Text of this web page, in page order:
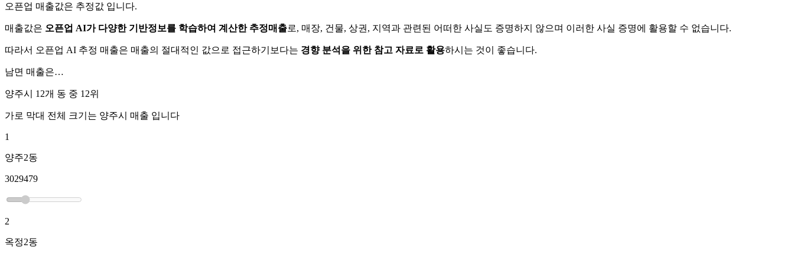
오픈업 매출값은 추정값 입니다.
매출값은 오픈업 AI가 다양한 기반정보를 학습하여 계산한 추정매출로, 매장, 건물, 상권, 지역과 관련된 어떠한 사실도 증명하지 않으며 이러한 사실 증명에 활용할 수 없습니다.
따라서 오픈업 AI 추정 매출은 매출의 절대적인 값으로 접근하기보다는 경향 분석을 위한 참고 자료로 활용하시는 것이 좋습니다.
남면 매출은…
양주시 12개 동 중 12위
가로 막대 전체 크기는 양주시 매출 입니다
1
양주2동
3029479
2
옥정2동